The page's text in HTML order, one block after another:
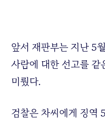
앞서 재판부는 지난 5
사람에 대한 선고를 같
미뤘다.
검찰은 차씨에게 징역